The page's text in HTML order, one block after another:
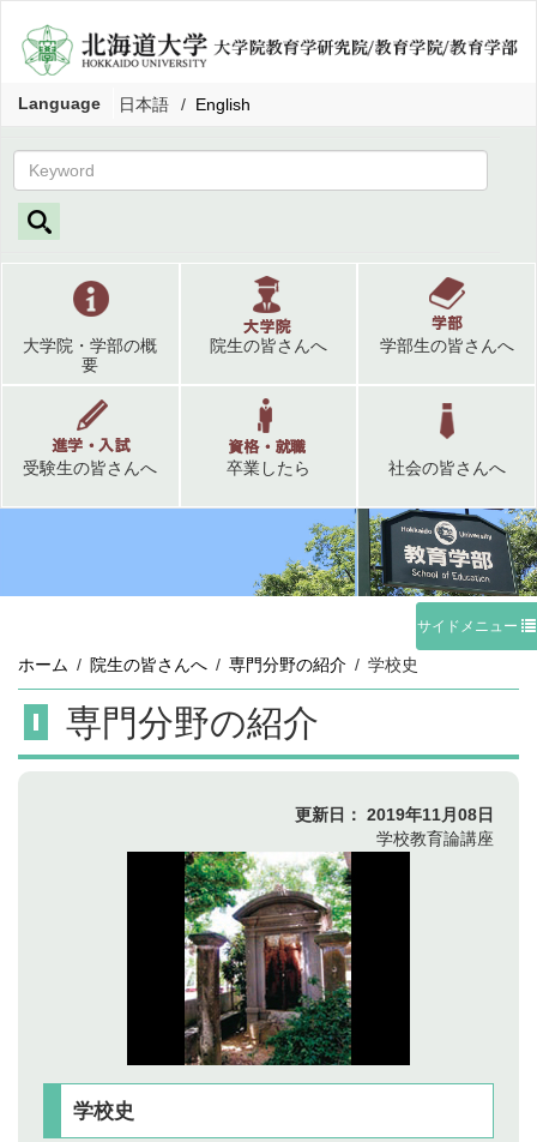
Language 日本語 English
大学院・学部の概
要
院生の皆さんへ 学部生の皆さんへ
受験生の皆さんへ 卒業したら 社会の皆さんへ
サイドメニュー
ホーム 院生の皆さんへ 専門分野の紹介 学校史
専門分野の紹介
更新日： 2019年11月08日
学校教育論講座
学校史